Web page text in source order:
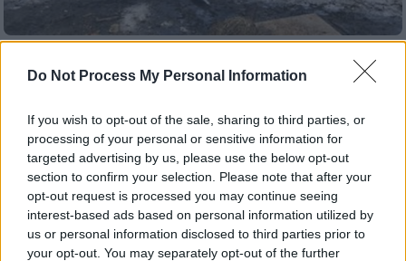
Do Not Process My Personal Information
If you wish to opt-out of the sale, sharing to third parties, or
processing of your personal or sensitive information for
targeted advertising by us, please use the below opt-out
section to confirm your selection. Please note that after your
opt-out request is processed you may continue seeing
interest-based ads based on personal information utilized by
us or personal information disclosed to third parties prior to
your opt-out. You may separately opt-out of the further
Το Ισλαμικό Κράτος ανέλαβε την ευθύνη
Τη σχετική είδηση μετέδωσε το πρακτορείο
ειδήσεων Amaq που πρόσκειται στην
τζιχαντιστική οργάνωση.